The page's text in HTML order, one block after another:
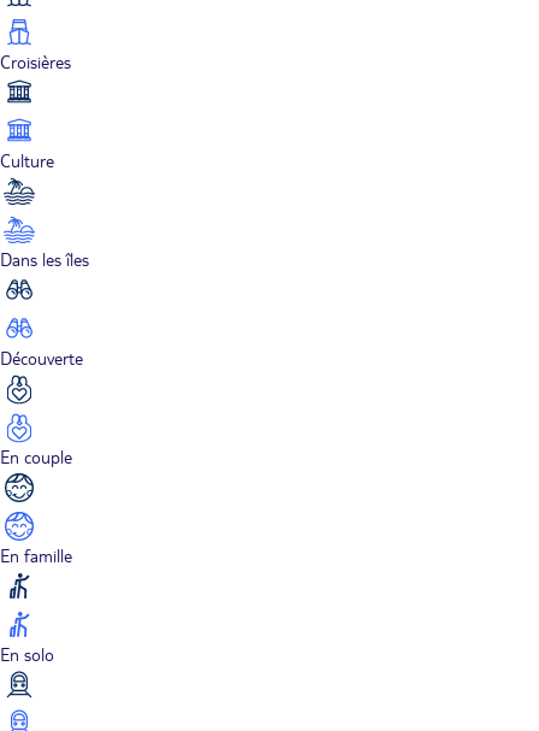
Croisières
Culture
Dans les îles
Découverte
En couple
En famille
En solo